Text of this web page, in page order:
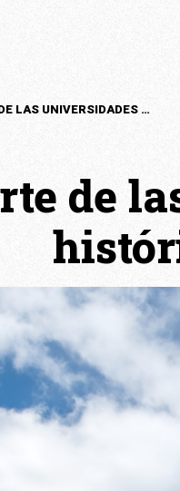
EL APORTE DE LAS UNIVERSIDADES A LOS CENTROS HISTÓRICOS DE LAS CIUDADES
de